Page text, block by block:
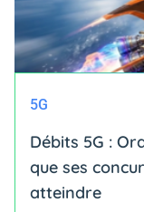
5G
Débits 5G :
que ses
atteindre